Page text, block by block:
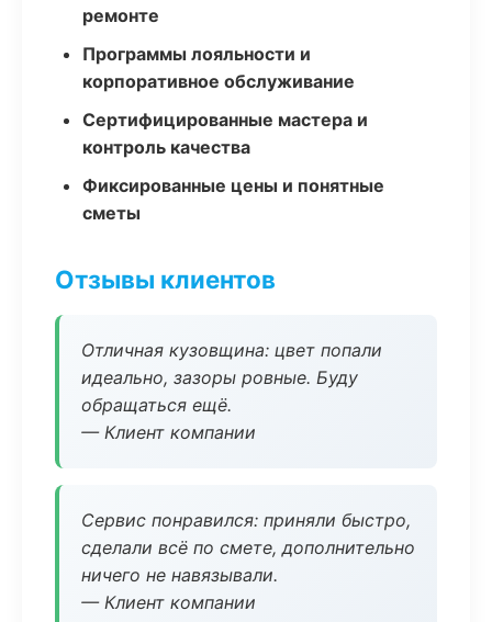
ремонте
Программы лояльности и
корпоративное обслуживание
Сертифицированные мастера и
контроль качества
Фиксированные цены и понятные
сметы
Отзывы клиентов
Отличная кузовщина: цвет попали
идеально, зазоры ровные. Буду
обращаться ещё.
— Клиент компании
Сервис понравился: приняли быстро,
сделали всё по смете, дополнительно
ничего не навязывали.
— Клиент компании